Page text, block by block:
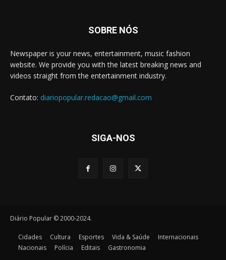
SOBRE NÓS
Newspaper is your news, entertainment, music fashion
website. We provide you with the latest breaking news and
videos straight from the entertainment industry.
Contato: diariopopular.redacao@gmail.com
SIGA-NOS
Diário Popular © 2000-2024.
Cidades Cultura Esportes Vida & Saúde
Internacionais
Nacionais
Polícia Editais Gastronomia